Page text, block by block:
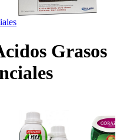
Grasos